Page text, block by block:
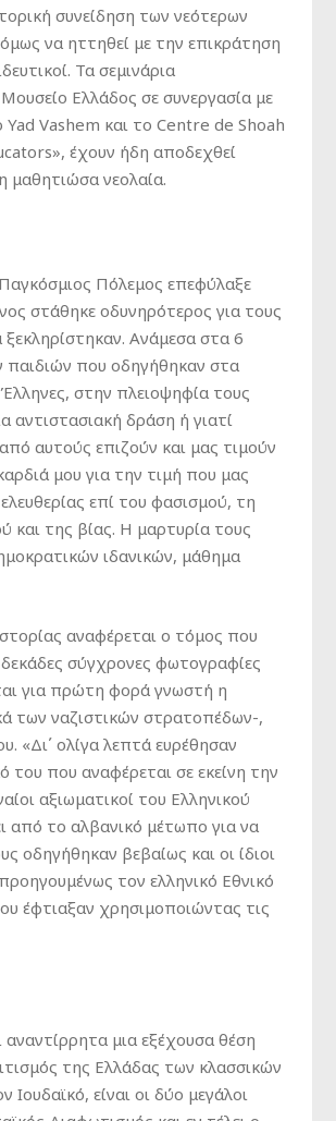
συνείδηση των νεότερων
να ηττηθεί με την επικράτηση
Τα σεμινάρια
Ελλάδος σε συνεργασία με
Vashem και το Centre de Shoah
έχουν ήδη αποδεχθεί
μαθητιώσα νεολαία.
Πόλεμος επεφύλαξε
στάθηκε οδυνηρότερος για τους
Ανάμεσα στα 6
παιδιών που οδηγήθηκαν στα
στην πλειοψηφία τους
αντιστασιακή δράση ή γιατί
αυτούς επιζούν και μας τιμούν
μου για την τιμή που μας
επί του φασισμού, τη
και της βίας. Η μαρτυρία τους
ιδανικών, μάθημα
αναφέρεται ο τόμος που
σύγχρονες φωτογραφίες
για πρώτη φορά γνωστή η
των ναζιστικών στρατοπέδων-,
«Δι΄ ολίγα λεπτά ευρέθησαν
που αναφέρεται σε εκείνη την
αξιωματικοί του Ελληνικού
από το αλβανικό μέτωπο για να
οδηγήθηκαν βεβαίως και οι ίδιοι
τον ελληνικό Εθνικό
έφτιαξαν χρησιμοποιώντας τις
αναντίρρητα μια εξέχουσα θέση
της Ελλάδας των κλασσικών
είναι οι δύο μεγάλοι